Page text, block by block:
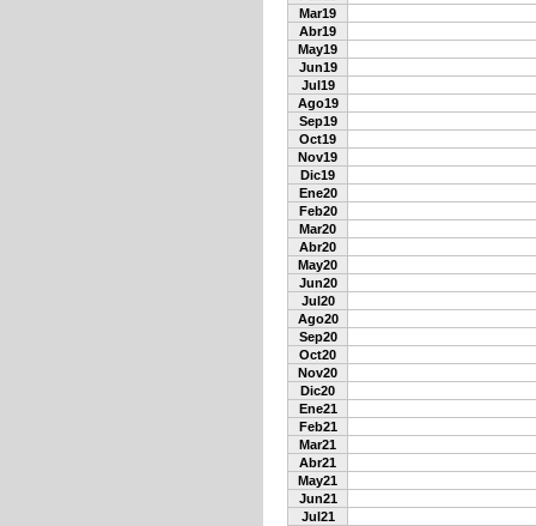
Mar19
Abr19
May19
Jun19
Jul19
Ago19
Sep19
Oct19
Nov19
Dic19
Ene20
Feb20
Mar20
Abr20
May20
Jun20
Jul20
Ago20
Sep20
Oct20
Nov20
Dic20
Ene21
Feb21
Mar21
Abr21
May21
Jun21
Jul21